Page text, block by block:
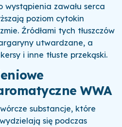
wystąpienia zawału serca
poziom cytokin
Źródłami tych tłuszczów
utwardzane, a
i inne tłuste przekąski.
WWA
substancje, które
się podczas